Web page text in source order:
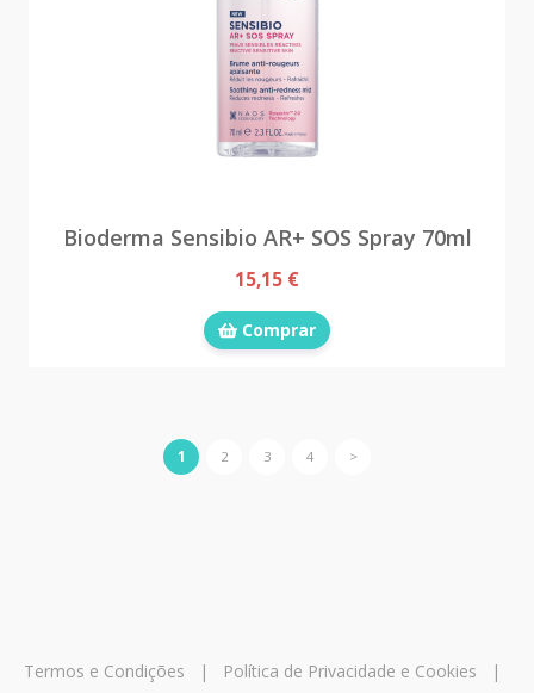
Bioderma Sensibio AR+ SOS Spray 70ml
15,15 €
Comprar
1 2 3 4 >
Termos e Condições | Política de Privacidade e Cookies |